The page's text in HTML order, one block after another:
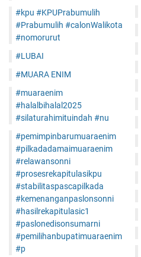
#kpu #KPUPrabumulih
#Prabumulih #calonWalikota
#nomorurut
#LUBAI
#MUARA ENIM
#muaraenim
#halalbihalal2025
#silaturahimituindah #nu
#pemimpinbarumuaraenim
#pilkadadamaimuaraenim
#relawansonni
#prosesrekapitulasikpu
#stabilitaspascapilkada
#kemenanganpaslonsonni
#hasilrekapitulasic1
#paslonedisonsumarni
#pemilihanbupatimuaraenim
#p